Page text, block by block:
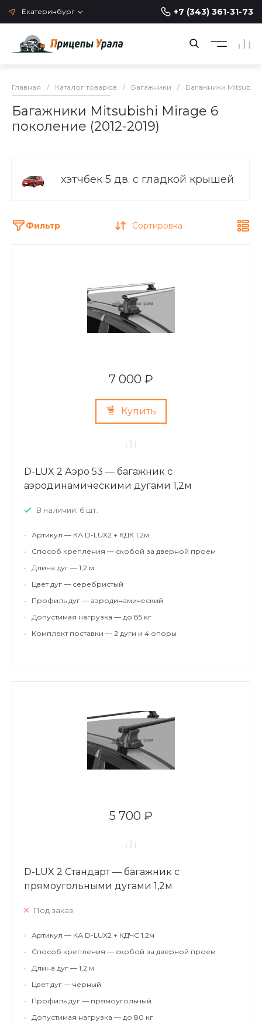
Екатеринбург +7 (343) 361-31-73
Главная / Каталог товаров / Багажники / Багажники Mitsubishi
Багажники Mitsubishi Mirage 6
поколение (2012-2019)
хэтчбек 5 дв. с гладкой крышей
Фильтр Сортировка
7 000 ₽
Купить
D-LUX 2 Аэро 53 — багажник с
аэродинамическими дугами 1,2м
В наличии: 6 шт.
•
Артикул — КА D-LUX2 + КДК 1,2м
•
Способ крепления — скобой за дверной проем
•
Длина дуг — 1,2 м
•
Цвет дуг — серебристый
•
Профиль дуг — аэродинамический
•
Допустимая нагрузка — до 85 кг
•
Комплект поставки — 2 дуги и 4 опоры
5 700 ₽
D-LUX 2 Стандарт — багажник с
прямоугольными дугами 1,2м
Под заказ
•
Артикул — КА D-LUX2 + КДЧС 1,2м
•
Способ крепления — скобой за дверной проем
•
Длина дуг — 1,2 м
•
Цвет дуг — черный
•
Профиль дуг — прямоугольный
•
Допустимая нагрузка — до 80 кг